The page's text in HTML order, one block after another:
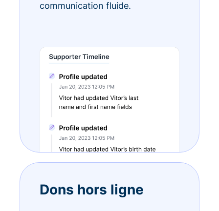
communication fluide.
Dons hors ligne